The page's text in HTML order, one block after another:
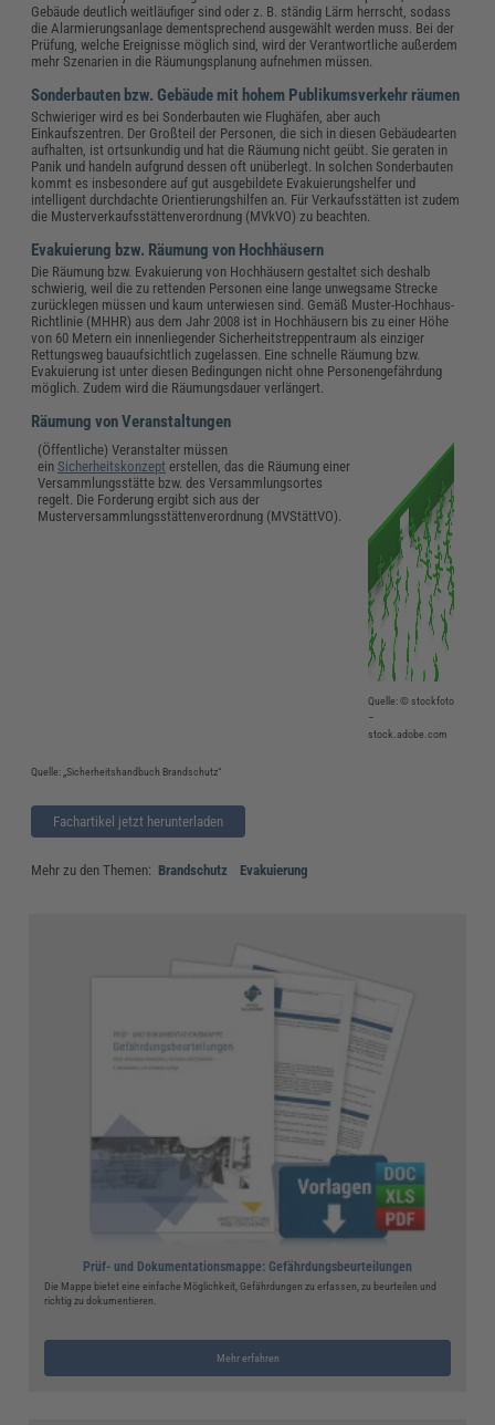
Gebäude deutlich weitläufiger sind oder z. B. ständig Lärm herrscht, sodass
die Alarmierungsanlage dementsprechend ausgewählt werden muss. Bei der
Prüfung, welche Ereignisse möglich sind, wird der Verantwortliche außerdem
mehr Szenarien in die Räumungsplanung aufnehmen müssen.
Sonderbauten bzw. Gebäude mit hohem Publikumsverkehr räumen
Schwieriger wird es bei Sonderbauten wie Flughäfen, aber auch
Einkaufszentren. Der Großteil der Personen, die sich in diesen Gebäudearten
aufhalten, ist ortsunkundig und hat die Räumung nicht geübt. Sie geraten in
Panik und handeln aufgrund dessen oft unüberlegt. In solchen Sonderbauten
kommt es insbesondere auf gut ausgebildete Evakuierungshelfer und
intelligent durchdachte Orientierungshilfen an. Für Verkaufsstätten ist zudem
die Musterverkaufsstättenverordnung (MVkVO) zu beachten.
Evakuierung bzw. Räumung von Hochhäusern
Die Räumung bzw. Evakuierung von Hochhäusern gestaltet sich deshalb
schwierig, weil die zu rettenden Personen eine lange unwegsame Strecke
zurücklegen müssen und kaum unterwiesen sind. Gemäß Muster-Hochhaus-
Richtlinie (MHHR) aus dem Jahr 2008 ist in Hochhäusern bis zu einer Höhe
von 60 Metern ein innenliegender Sicherheitstreppentraum als einziger
Rettungsweg bauaufsichtlich zugelassen. Eine schnelle Räumung bzw.
Evakuierung ist unter diesen Bedingungen nicht ohne Personengefährdung
möglich. Zudem wird die Räumungsdauer verlängert.
Räumung von Veranstaltungen
(Öffentliche) Veranstalter müssen
einSicherheitskonzept erstellen, das die Räumung einer
Versammlungsstätte bzw. des Versammlungsortes
regelt. Die Forderung ergibt sich aus der
Musterversammlungsstättenverordnung (MVStättVO).
Quelle: © stockfoto
–
stock.adobe.com
Quelle: „Sicherheitshandbuch Brandschutz“
Fachartikel jetzt herunterladen
Mehr zu den Themen: Brandschutz Evakuierung
Prüf- und Dokumentationsmappe: Gefährdungsbeurteilungen
Die Mappe bietet eine einfache Möglichkeit, Gefährdungen zu erfassen, zu beurteilen und
richtig zu dokumentieren.
Mehr erfahren